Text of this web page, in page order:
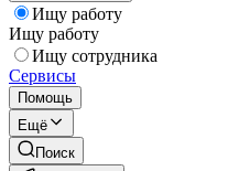
Ищу работу
Ищу работу
Ищу сотрудника
Сервисы
Помощь
Ещё
Поиск